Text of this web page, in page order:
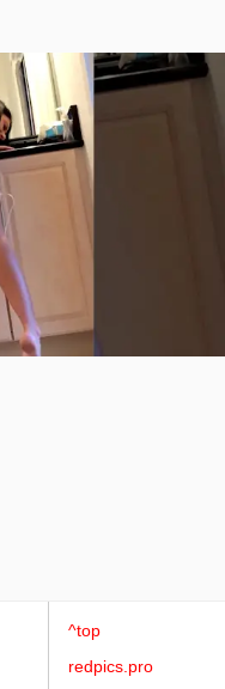
^top
redpics.pro